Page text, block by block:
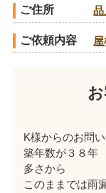
ご住所
ご依頼内容
K様からのお問い
築年数が３８年
多さから
このままでは雨